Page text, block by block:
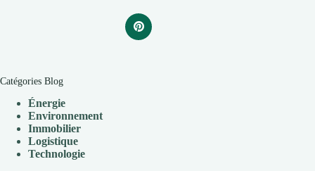
Catégories Blog
Énergie
Environnement
Immobilier
Logistique
Technologie